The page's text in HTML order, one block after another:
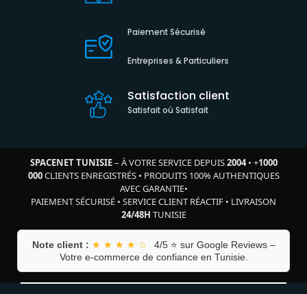
Paiement Sécurisé
Entreprises & Particuliers
Satisfaction client
Satisfait où Satisfait
SPACENET TUNISIE– À VOTRE SERVICE DEPUIS2004• +1000
000CLIENTS ENREGISTRÉS• PRODUITS 100% AUTHENTIQUES
AVEC GARANTIE•
PAIEMENT SÉCURISÉ • SERVICE CLIENT RÉACTIF • LIVRAISON
24/48H TUNISIE
Note client : ★ ★ ★ ★ ☆
4/5 ⭐ sur Google Reviews –
Votre e-commerce de confiance en Tunisie.